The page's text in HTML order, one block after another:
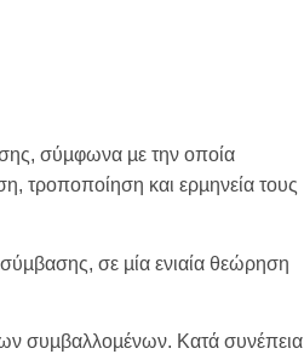
σύµφωνα µε την οποία
τροποποίηση και ερµηνεία τους
σε µία ενιαία θεώρηση
συµβαλλοµένων. Κατά συνέπεια